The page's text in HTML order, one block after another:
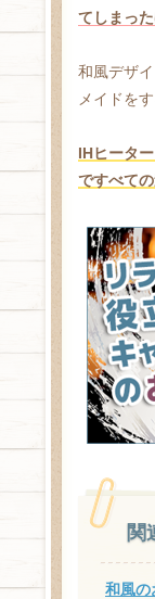
てしまった
和風デザ
メイドを
IHヒータ
ですべて
関
和風の